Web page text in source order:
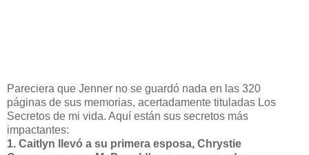
Pareciera que Jenner no se guardó nada en las 320
páginas de sus memorias, acertadamente tituladas Los
Secretos de mi vida. Aquí están sus secretos más
impactantes:
1. Caitlyn llevó a su primera esposa, Chrystie